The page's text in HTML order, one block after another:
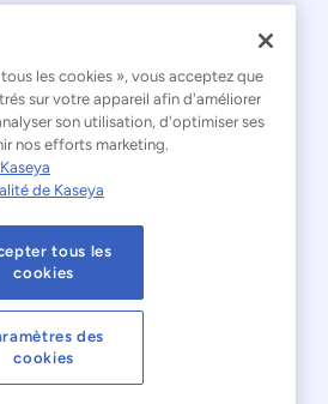
Tous droits réservés.
Français
à l'esclavage moderne
légales
d'utilisation du site web
Avis relatif aux cookies
les cookies », vous acceptez que
sur votre appareil afin d'améliorer
son utilisation, d'optimiser ses
nos efforts marketing.
de Kaseya
tous les
cookies
des
cookies